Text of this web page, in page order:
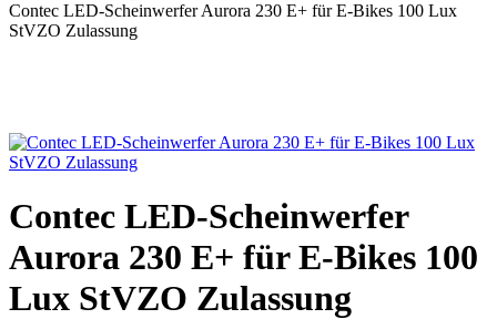
Contec LED-Scheinwerfer Aurora 230 E+ für E-Bikes 100 Lux
StVZO Zulassung
Contec LED-Scheinwerfer
Aurora 230 E+ für E-Bikes 100
Lux StVZO Zulassung